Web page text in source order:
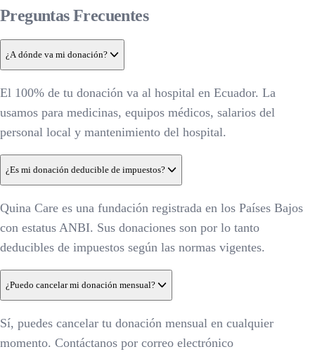
Preguntas Frecuentes
¿A dónde va mi donación?
El 100% de tu donación va al hospital en Ecuador. La
usamos para medicinas, equipos médicos, salarios del
personal local y mantenimiento del hospital.
¿Es mi donación deducible de impuestos?
Quina Care es una fundación registrada en los Países Bajos
con estatus ANBI. Sus donaciones son por lo tanto
deducibles de impuestos según las normas vigentes.
¿Puedo cancelar mi donación mensual?
Sí, puedes cancelar tu donación mensual en cualquier
momento. Contáctanos por correo electrónico